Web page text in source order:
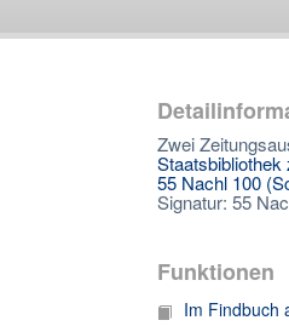
Zwei
55 Nachl 100
Signatur: 55
Funktionen
Im Findbuch